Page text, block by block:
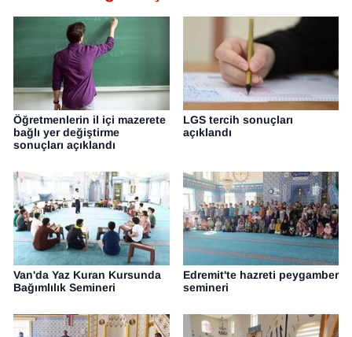
Öğretmenlerin il içi mazerete
bağlı yer değiştirme
sonuçları açıklandı
LGS tercih sonuçları
açıklandı
Van'da Yaz Kuran Kursunda
Bağımlılık Semineri
Edremit'te hazreti peygamber
semineri